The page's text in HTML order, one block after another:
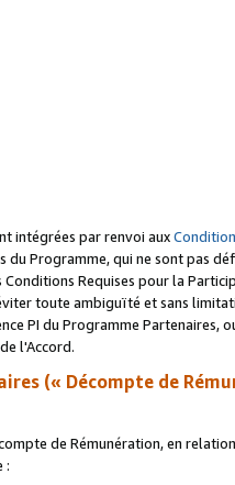
intégrées par renvoi aux
Programme, qui ne sont pas
Requises pour la
toute ambiguïté et sans
PI du Programme Partenaires,
l'Accord.
(« Décompte de
de Rémunération, en
: